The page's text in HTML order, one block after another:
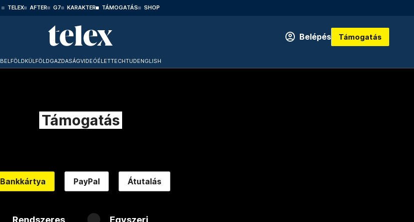
TELEX AFTER G7 KARAKTER TÁMOGATÁS SHOP
Belépés Támogatás
BELFÖLDKÜLFÖLDGAZDASÁGVIDEÓÉLETTECHTUDENGLISH
Támogatás
Bankkártya PayPal Átutalás
Rendszeres Egyszeri